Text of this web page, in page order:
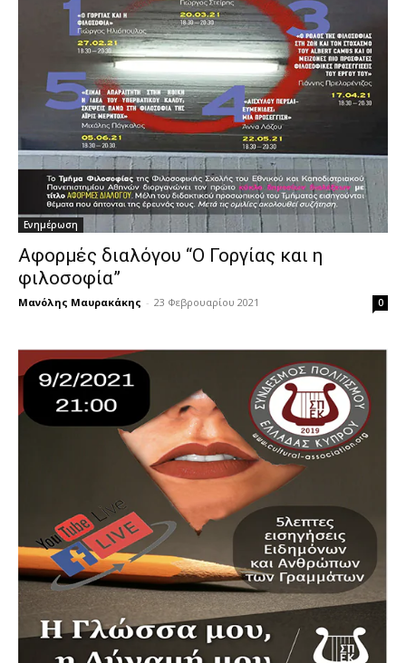
Ενημέρωση
Αφορμές διαλόγου “O Γοργίας και η
φιλοσοφία”
Μανόλης Μαυρακάκης - 23 Φεβρουαρίου 2021 0